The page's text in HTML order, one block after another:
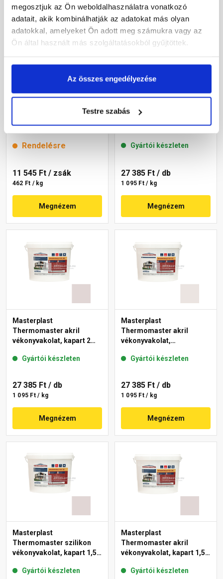
megosztjuk az Ön weboldalhasználatra vonatkozó
adatait, akik kombinálhatják az adatokat más olyan
adatokkal, amelyeket Ön adott meg számukra vagy az
Ön által használt más szolgáltatásokból gyűjtöttek.
Az összes engedélyezése
Testre szabás
Cemix 2771 Edelputz Extra
mm 4000 white 25 kg
Rendelésre
11 545 Ft / zsák
462 Ft / kg
Megnézem
Masterplast
Thermomaster akril
vékonyvakolat, kapart 2
Gyártói készleten
27 385 Ft / db
1 095 Ft / kg
Megnézem
Masterplast
Thermomaster akril
vékonyvakolat, kapart 2
Gyártói készleten
27 385 Ft / db
1 095 Ft / kg
Megnézem
Masterplast
Thermomaster akril
vékonyvakolat,
49-F 25 kg
Gyártói készleten
27 385 Ft / db
1 095 Ft / kg
Megnézem
Masterplast
Thermomaster szilikon
vékonyvakolat, kapart 1,5
Gyártói készleten
Masterplast
Thermomaster akril
vékonyvakolat, kapart 1,5
Gyártói készleten